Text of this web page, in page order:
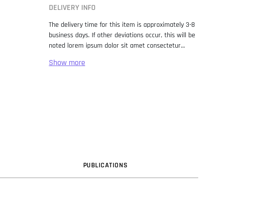
DELIVERY INFO
The delivery time for this item is approximately 3-8
business days. If other deviations occur, this will be
noted lorem ipsum dolor sit amet consectetur
standard dummy text ever since the 1500s, when
PUBLICATIONS